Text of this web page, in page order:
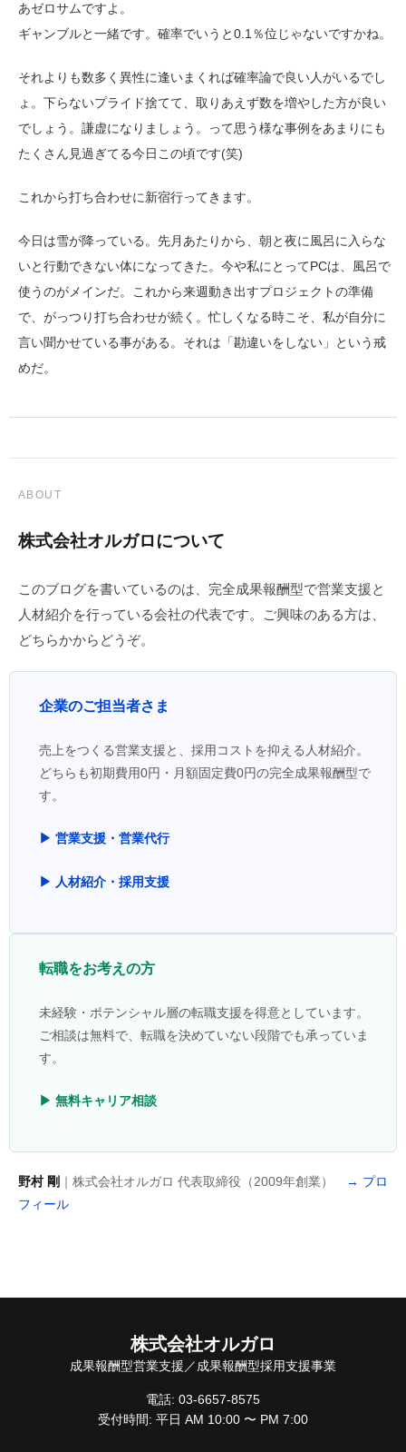
あゼロサムですよ。
ギャンブルと一緒です。確率でいうと0.1％位じゃないですかね。
それよりも数多く異性に逢いまくれば確率論で良い人がいるでし
ょ。下らないプライド捨てて、取りあえず数を増やした方が良い
でしょう。謙虚になりましょう。って思う様な事例をあまりにも
たくさん見過ぎてる今日この頃です(笑)
これから打ち合わせに新宿行ってきます。
今日は雪が降っている。先月あたりから、朝と夜に風呂に入らな
いと行動できない体になってきた。今や私にとってPCは、風呂で
使うのがメインだ。これから来週動き出すプロジェクトの準備
で、がっつり打ち合わせが続く。忙しくなる時こそ、私が自分に
言い聞かせている事がある。それは「勘違いをしない」という戒
めだ。
ABOUT
株式会社オルガロについて
このブログを書いているのは、完全成果報酬型で営業支援と
人材紹介を行っている会社の代表です。ご興味のある方は、
どちらかからどうぞ。
企業のご担当者さま
売上をつくる営業支援と、採用コストを抑える人材紹介。
どちらも初期費用0円・月額固定費0円の完全成果報酬型で
す。
▶ 営業支援・営業代行
▶ 人材紹介・採用支援
転職をお考えの方
未経験・ポテンシャル層の転職支援を得意としています。
ご相談は無料で、転職を決めていない段階でも承っていま
す。
▶ 無料キャリア相談
野村 剛 ｜株式会社オルガロ 代表取締役（2009年創業）
→ プロ
フィール
株式会社オルガロ
成果報酬型営業支援／成果報酬型採用支援事業
電話: 03-6657-8575
受付時間: 平日 AM 10:00 〜 PM 7:00